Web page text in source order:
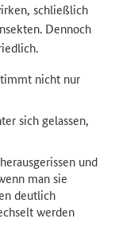
schließlich
Dennoch
nicht nur
sich gelassen,
und
man sie
deutlich
werden